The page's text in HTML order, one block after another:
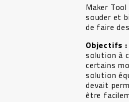
Maker
souder et
de faire
Objectifs :
solution à
certains
solution
devait
être